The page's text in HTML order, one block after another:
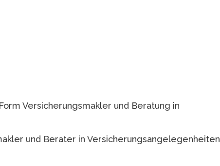
Versicherungsmakler und Beratung in
und Berater in Versicherungsangelegenheiten